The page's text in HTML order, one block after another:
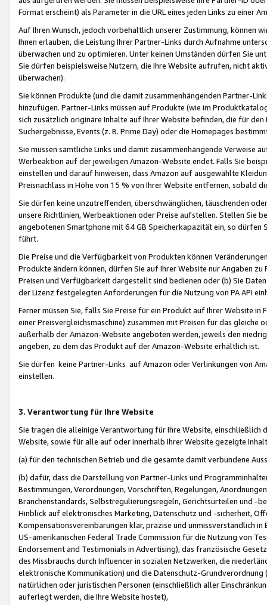
Format erscheint) als Parameter in die URL eines jeden Links zu einer
Auf Ihren Wunsch, jedoch vorbehaltlich unserer Zustimmung, können
Ihnen erlauben, die Leistung Ihrer Partner-Links durch Aufnahme
überwachen und zu optimieren. Unter keinen Umständen dürfen Sie
Sie dürfen beispielsweise Nutzern, die Ihre Website aufrufen, nicht
überwachen).
Sie können Produkte (und die damit zusammenhängenden Partner-
hinzufügen. Partner-Links müssen auf Produkte (wie im
sich zusätzlich originäre Inhalte auf Ihrer Website befinden, die für
Suchergebnisse, Events (z. B. Prime Day) oder die Homepages
Sie müssen sämtliche Links und damit zusammenhängende
Werbeaktion auf der jeweiligen Amazon-Website endet. Falls Sie
einstellen und darauf hinweisen, dass Amazon auf ausgewählte
Preisnachlass in Höhe von 15 % von Ihrer Website entfernen, sobald
Sie dürfen keine unzutreffenden, überschwänglichen, täuschenden
unsere Richtlinien, Werbeaktionen oder Preise aufstellen. Stellen Sie
angebotenen Smartphone mit 64 GB Speicherkapazität ein, so dürfen
führt.
Die Preise und die Verfügbarkeit von Produkten können
Produkte ändern können, dürfen Sie auf Ihrer Website nur Angaben
Preisen und Verfügbarkeit dargestellt sind bedienen oder (b) Sie
der Lizenz festgelegten Anforderungen für die Nutzung von PA API
Ferner müssen Sie, falls Sie Preise für ein Produkt auf Ihrer Website
einer Preisvergleichsmaschine) zusammen mit Preisen für das
außerhalb der Amazon-Website angeboten werden, jeweils den
angeben, zu dem das Produkt auf der Amazon-Website erhältlich ist.
Sie dürfen keine Partner-Links auf Amazon oder Verlinkungen von
einstellen.
3. Verantwortung für Ihre Website
Sie tragen die alleinige Verantwortung für Ihre Website,
Website, sowie für alle auf oder innerhalb Ihrer Website gezeigte
(a) für den technischen Betrieb und die gesamte damit verbundene
(b) dafür, dass die Darstellung von Partner-Links und
Bestimmungen, Verordnungen, Vorschriften, Regelungen,
Branchenstandards, Selbstregulierungsregeln, Gerichtsurteilen und -
Hinblick auf elektronisches Marketing, Datenschutz und -sicherheit,
Kompensationsvereinbarungen klar, präzise und unmissverständlich
US-amerikanischen Federal Trade Commission für die Nutzung von
Endorsement and Testimonials in Advertising), das französische
des Missbrauchs durch Influencer in sozialen Netzwerken, die
elektronische Kommunikation) und die Datenschutz-
natürlichen oder juristischen Personen (einschließlich aller
auferlegt werden, die Ihre Website hostet),